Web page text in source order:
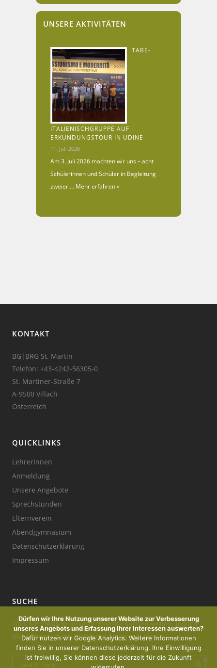
UNSERE AKTIVITÄTEN
TABE-
ITALIENISCHGRUPPE AUF
ERKUNDUNGSTOUR IN UDINE
11. Juli 2026
Am 3. Juli 2026 machten wir uns – acht
Schülerinnen und Schüler in Begleitung
zweier … Mehr erfahren »
KONTAKT
BG|BRG St. Martin
Telefon: +43-4242-56305-0
St. Martiner-Straße 7
A-9500 Villach
Österreich
QUICKLINKS
LehrerInnen
Anmeldung
Unsere Angebote
Sprechstunden
Elternverein
Abendgymnasium
Datenschutzerklärung
Impressum
SUCHE
Falls Sie etwas in unserer Website suchen wollen, jedoch
nicht finden, dann probieren Sie es mal hier:
Dürfen wir Ihre Nutzung unserer Website zur Verbesserung
unseres Angebots und Erfassung Ihrer Interessen auswerten?
Dafür nutzen wir Google Analytics. Weitere Informationen
finden Sie in unserer Datenschutzerklärung. Ihre Einwilligung
ist freiwillig, Sie können diese jederzeit für die Zukunft